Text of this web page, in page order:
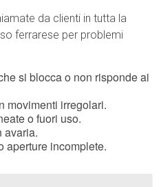
da clienti in tutta la
ferrarese per problemi
si blocca o non risponde ai
movimenti irregolari.
o fuori uso.
avaria.
aperture incomplete.